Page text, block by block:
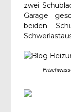
zwei
Garage
beiden